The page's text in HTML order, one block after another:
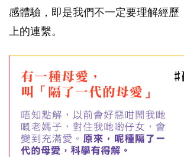
感體驗，即是我們不一定要理解經歷
上的連繫。